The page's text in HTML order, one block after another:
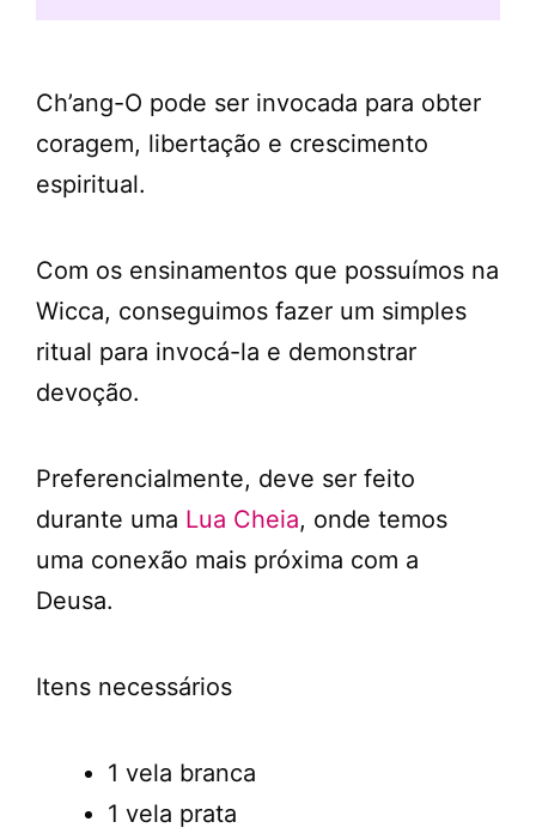
Ch’ang-O pode ser invocada para obter
coragem, libertação e crescimento
espiritual.
Com os ensinamentos que possuímos na
Wicca, conseguimos fazer um simples
ritual para invocá-la e demonstrar
devoção.
Preferencialmente, deve ser feito
durante uma Lua Cheia, onde temos
uma conexão mais próxima com a
Deusa.
Itens necessários
1 vela branca
1 vela prata